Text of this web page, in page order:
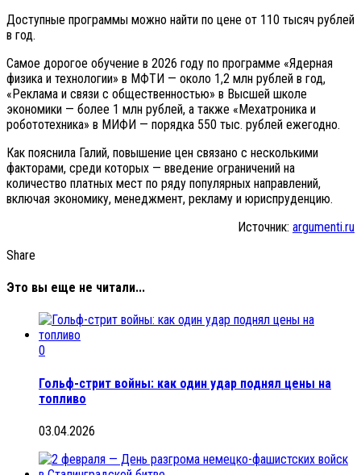
Доступные программы можно найти по цене от 110 тысяч рублей
в год.
Самое дорогое обучение в 2026 году по программе «Ядерная
физика и технологии» в МФТИ — около 1,2 млн рублей в год,
«Реклама и связи с общественностью» в Высшей школе
экономики — более 1 млн рублей, а также «Мехатроника и
робототехника» в МИФИ — порядка 550 тыс. рублей ежегодно.
Как пояснила Галий, повышение цен связано с несколькими
факторами, среди которых — введение ограничений на
количество платных мест по ряду популярных направлений,
включая экономику, менеджмент, рекламу и юриспруденцию.
Источник: argumenti.ru
Share
Это вы еще не читали...
0
Гольф-стрит войны: как один удар поднял цены на
топливо
03.04.2026